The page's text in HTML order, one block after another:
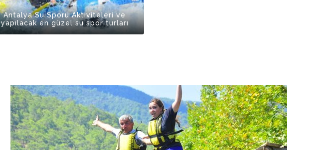
Antalya Su Sporu Aktiviteleri ve
yapılacak en güzel su spor turları